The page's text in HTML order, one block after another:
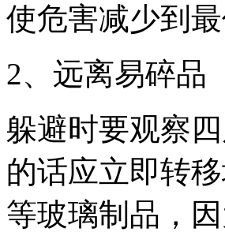
使危害减少到最
2、远离易碎品
躲避时要观察
的话应立即转
等玻璃制品，